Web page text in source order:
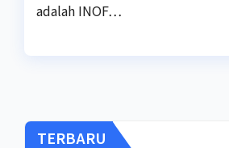
adalah INOF…
TERBARU